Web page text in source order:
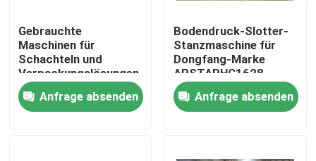
Haus
Produkte
Gebrauchte
Maschinen für
Schachteln und
Verpackungslösungen
Anfrage absenden
Bodendruck-Slotter-
Stanzmaschine für
Dongfang-Marke
APSTARHG1628
Anfrage absenden